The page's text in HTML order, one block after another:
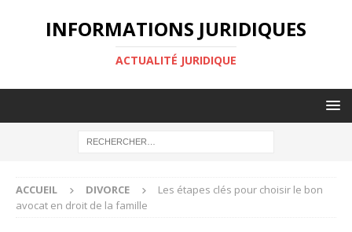
INFORMATIONS JURIDIQUES
ACTUALITÉ JURIDIQUE
ACCUEIL DIVORCE
Les étapes clés pour choisir le bon
avocat en droit de la famille